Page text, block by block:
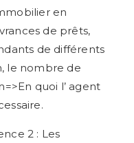
en
de prêts,
de différents
le nombre de
quoi l’ agent
2 : Les